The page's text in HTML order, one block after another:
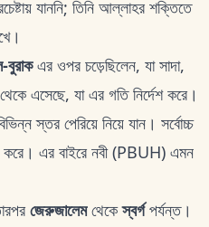
যাননি; তিনি আল্লাহর শক্তিতে
এর ওপর চড়েছিলেন, যা সাদা,
এসেছে, যা এর গতি নির্দেশ করে।
স্তর পেরিয়ে নিয়ে যান। সর্বোচ্চ
করে। এর বাইরে নবী (PBUH) এমন
জেরুজালেমথেকেস্বর্গপর্যন্ত।